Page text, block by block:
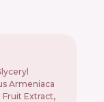
Armeniaca
Fruit Extract,